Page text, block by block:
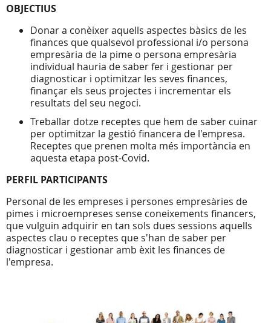
OBJECTIUS
Donar a conèixer aquells aspectes bàsics de les
finances que qualsevol professional i/o persona
empresària de la pime o persona empresària
individual hauria de saber fer i gestionar per
diagnosticar i optimitzar les seves finances,
finançar els seus projectes i incrementar els
resultats del seu negoci.
Treballar dotze receptes que hem de saber cuinar
per optimitzar la gestió financera de l'empresa.
Receptes que prenen molta més importància en
aquesta etapa post-Covid.
PERFIL PARTICIPANTS
Personal de les empreses i persones empresàries de
pimes i microempreses sense coneixements financers,
que vulguin adquirir en tan sols dues sessions aquells
aspectes clau o receptes que s'han de saber per
diagnosticar i gestionar amb èxit les finances de
l'empresa.